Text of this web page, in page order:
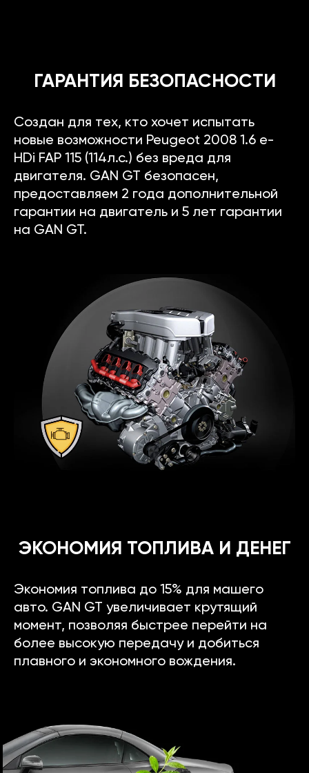
ГАРАНТИЯ БЕЗОПАСНОСТИ
Создан для тех, кто хочет испытать
новые возможности Peugeot 2008 1.6 e-
HDi FAP 115 (114л.с.) без вреда для
двигателя. GAN GT безопасен,
предоставляем 2 года дополнительной
гарантии на двигатель и 5 лет гарантии
на GAN GT.
ЭКОНОМИЯ ТОПЛИВА И ДЕНЕГ
Экономия топлива до 15% для машего
авто. GAN GT увеличивает крутящий
момент, позволяя быстрее перейти на
более высокую передачу и добиться
плавного и экономного вождения.